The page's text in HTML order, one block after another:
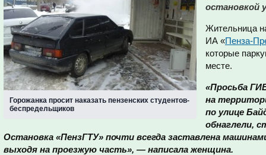
Горожанка просит наказать пензенских студентов-
беспредельщиков
остановкой
Жительница
ИА «Пенза-
которые
месте.
«Просьба
на
по улице
обнаглели,
Остановка «ПензГТУ» почти всегда заставлена
выходя на проезжую часть», — написала женщина.